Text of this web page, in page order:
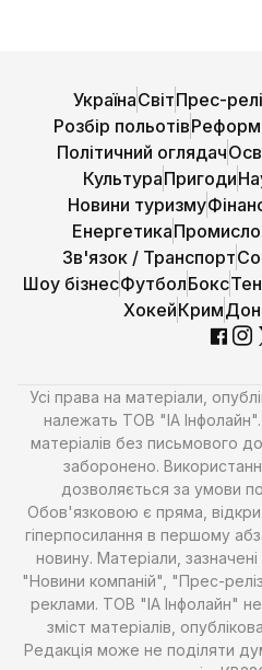
УкраїнаСвітПрес-
Розбір польотів
Політичний оглядач
КультураПригоди
Новини туризму
Енергетика
Зв'язок / Транспорт
Шоу бізнесФутболБокс
ХокейКрим
Усі права на матеріали,
належать ТОВ "ІА
матеріалів без письмового
заборонено.
дозволяється за умови
Обов'язковою є пряма,
гіперпосилання в першому
новину. Матеріали,
"Новини компаній", "Прес-
реклами. ТОВ "ІА Інфолайн" не
зміст матеріалів,
Редакція може не поділяти